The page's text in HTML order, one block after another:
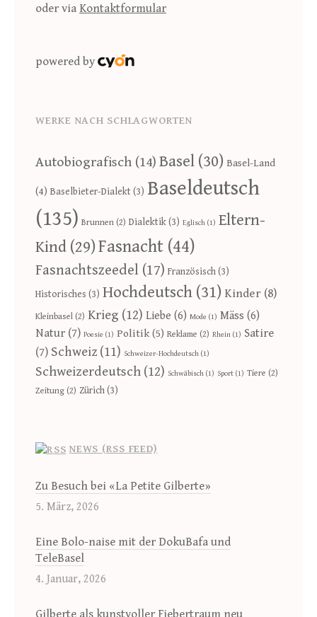
oder via Kontaktformular
powered by
WERKE NACH SCHLAGWORTEN
Autobiografisch (14) Basel (30) Basel-Land
(4) Baselbieter-Dialekt(3) Baseldeutsch
(135) Brunnen (2) Dialektik(3) Eglisch (1) Eltern-
Kind (29)Fasnacht (44)
Fasnachtszeedel (17) Französisch(3)
Historisches (3) Hochdeutsch (31) Kinder (8)
Kleinbasel (2) Krieg (12) Liebe (6) Mode (1) Mäss (6)
Natur (7) Poesie (1) Politik (5) Reklame (2) Rhein (1) Satire
(7) Schweiz (11) Schweizer-Hochdeutsch (1)
Schweizerdeutsch (12) Schwäbisch (1) Sport (1) Tiere (2)
Zeitung (2) Zürich(3)
NEWS (RSS FEED)
Zu Besuch bei «La Petite Gilberte»
5. März, 2026
Eine Bolo-naise mit der DokuBafa und
TeleBasel
4. Januar, 2026
Gilberte als kunstvoller Fiebertraum neu